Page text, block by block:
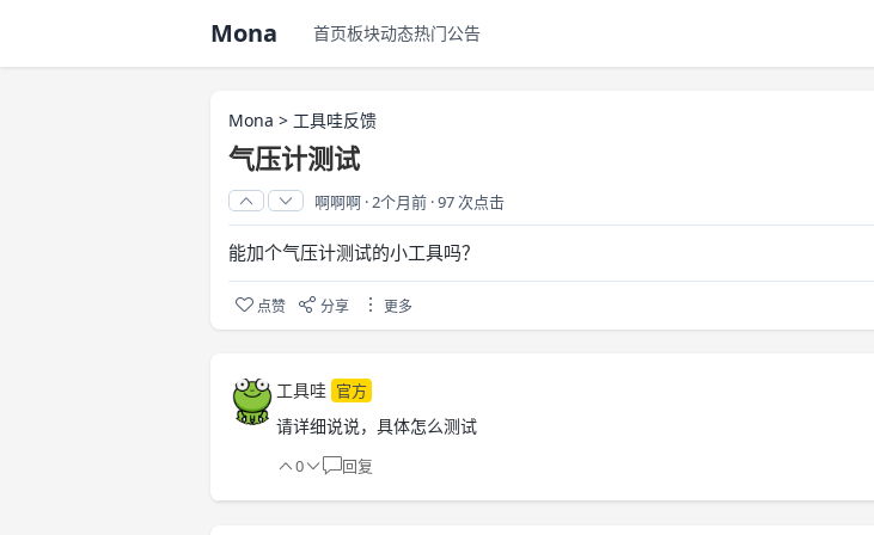
Mona 首页板块动态热门公告
Mona > 工具哇反馈
气压计测试
啊啊啊 ·2个月前 ·97 次点击
能加个气压计测试的小工具吗？
点赞 分享 更多
工具哇 官方
请详细说说，具体怎么测试
0 回复